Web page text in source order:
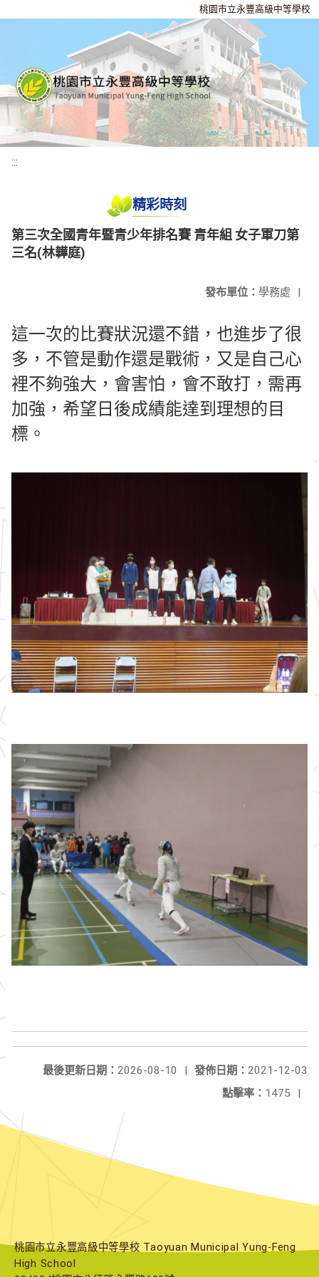
桃園市立永豐高級中等學校
:::
精彩時刻
第三次全國青年暨青少年排名賽 青年組 女子軍刀第
三名(林韡庭)
發布單位： 學務處 |
這一次的比賽狀況還不錯，也進步了很
多，不管是動作還是戰術，又是自己心
裡不夠強大，會害怕，會不敢打，需再
加強，希望日後成績能達到理想的目
標。
發佈日期： 2021-12-03
最後更新日期： 2026-08-10
|
點擊率： 1475 |
桃園市立永豐高級中等學校 Taoyuan Municipal Yung-Feng
High School